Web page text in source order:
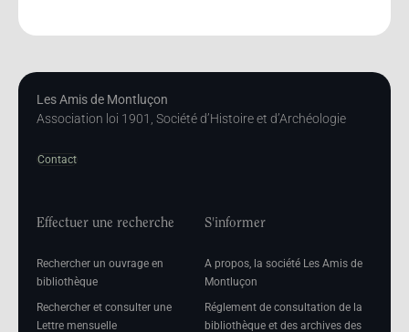
Les Amis de Montluçon
Association loi 1901, Société d’Histoire et d’Archéologie
Contact
Effectuer une recherche
Rechercher un ouvrage en
bibliothèque
Rechercher et consulter une
Lettre mensuelle
S'informer
A propos, la société Les Amis de
Montluçon
Réglement de consultation de la
bibliothèque et des archives des